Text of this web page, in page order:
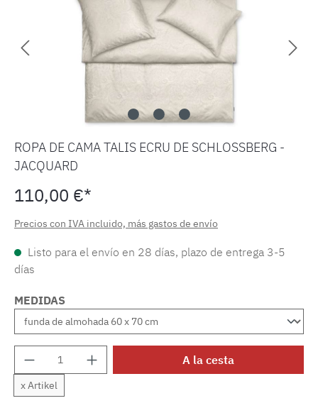
ROPA DE CAMA TALIS ECRU DE SCHLOSSBERG -
JACQUARD
110,00 €*
Precios con IVA incluido, más gastos de envío
Listo para el envío en 28 días, plazo de entrega 3-5
días
MEDIDAS
Cantidad del producto: introduce la
x Artikel
A la cesta